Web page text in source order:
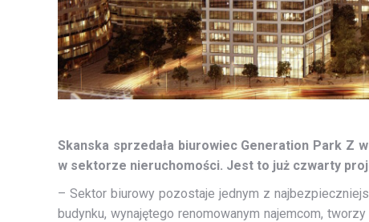
Skanska sprzedała biurowiec Generation Park Z
w sektorze nieruchomości. Jest to już czwarty
– Sektor biurowy pozostaje jednym z
budynku, wynajętego renomowanym najemcom,